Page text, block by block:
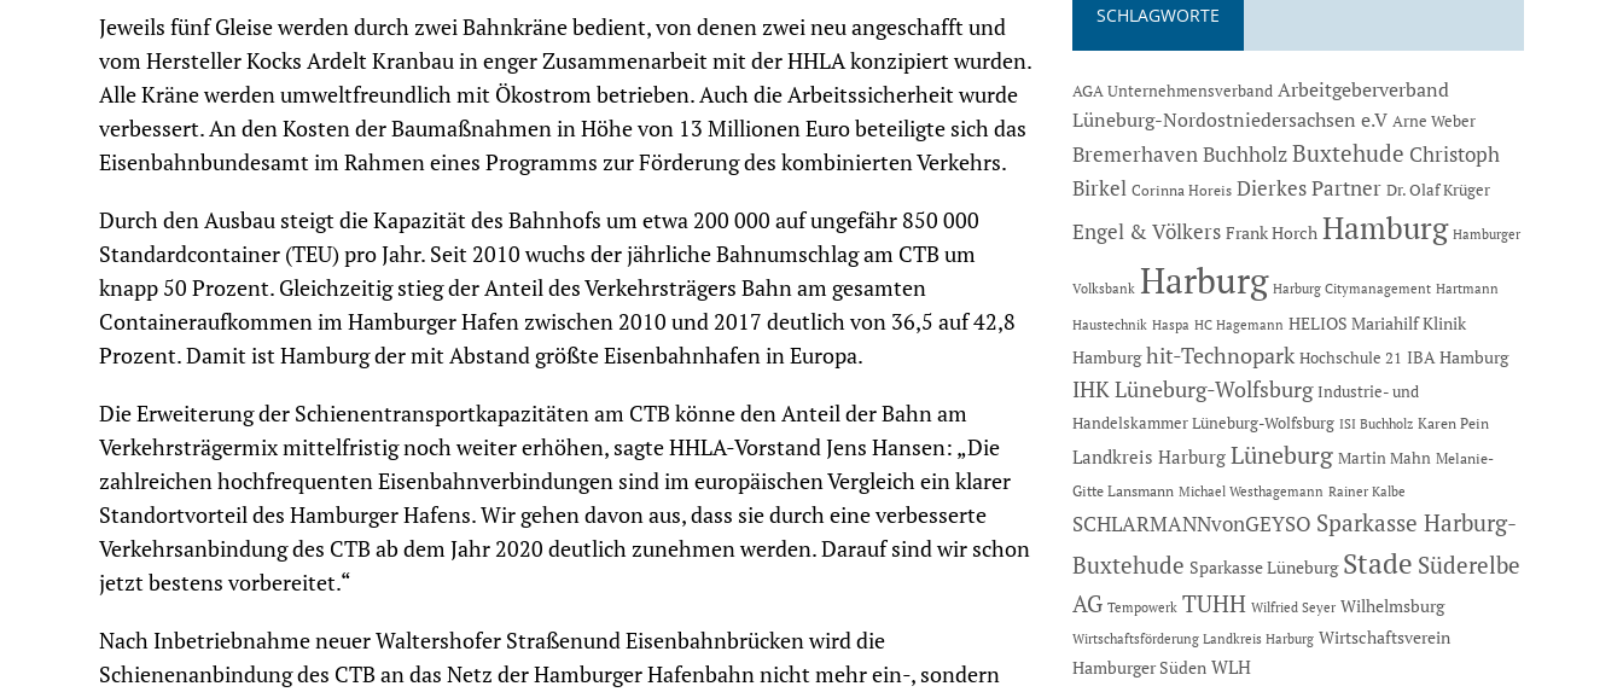
Jeweils fünf Gleise werden durch zwei Bahnkräne bedient, von denen zwei neu angeschafft und
vom Hersteller Kocks Ardelt Kranbau in enger Zusammenarbeit mit der HHLA konzipiert wurden.
Alle Kräne werden umweltfreundlich mit Ökostrom betrieben. Auch die Arbeitssicherheit wurde
verbessert. An den Kosten der Baumaßnahmen in Höhe von 13 Millionen Euro beteiligte sich das
Eisenbahnbundesamt im Rahmen eines Programms zur Förderung des kombinierten Verkehrs.
Durch den Ausbau steigt die Kapazität des Bahnhofs um etwa 200 000 auf ungefähr 850 000
Standardcontainer (TEU) pro Jahr. Seit 2010 wuchs der jährliche Bahnumschlag am CTB um
knapp 50 Prozent. Gleichzeitig stieg der Anteil des Verkehrsträgers Bahn am gesamten
Containeraufkommen im Hamburger Hafen zwischen 2010 und 2017 deutlich von 36,5 auf 42,8
Prozent. Damit ist Hamburg der mit Abstand größte Eisenbahnhafen in Europa.
Die Erweiterung der Schienentransportkapazitäten am CTB könne den Anteil der Bahn am
Verkehrsträgermix mittelfristig noch weiter erhöhen, sagte HHLA-Vorstand Jens Hansen: „Die
zahlreichen hochfrequenten Eisenbahnverbindungen sind im europäischen Vergleich ein klarer
Standortvorteil des Hamburger Hafens. Wir gehen davon aus, dass sie durch eine verbesserte
Verkehrsanbindung des CTB ab dem Jahr 2020 deutlich zunehmen werden. Darauf sind wir schon
jetzt bestens vorbereitet.“
Nach Inbetriebnahme neuer Waltershofer Straßenund Eisenbahnbrücken wird die
Schienenanbindung des CTB an das Netz der Hamburger Hafenbahn nicht mehr ein-, sondern
SCHLAGWORTE
AGA Unternehmensverband Arbeitgeberverband
Lüneburg-Nordostniedersachsen e.V Arne Weber
BremerhavenBuchholzBuxtehude Christoph
Birkel Corinna Horeis Dierkes Partner Dr. Olaf Krüger
Engel & Völkers Frank Horch Hamburg Hamburger
Volksbank Harburg Harburg Citymanagement Hartmann
Haustechnik Haspa HC Hagemann HELIOS Mariahilf Klinik
Hamburg hit-Technopark Hochschule 21 IBA Hamburg
IHK Lüneburg-Wolfsburg Industrie- und
Handelskammer Lüneburg-Wolfsburg ISI Buchholz Karen Pein
Landkreis Harburg Lüneburg Martin Mahn Melanie-
Gitte Lansmann Michael Westhagemann Rainer Kalbe
SCHLARMANNvonGEYSO Sparkasse Harburg-
Buxtehude Sparkasse Lüneburg Stade Süderelbe
AG Tempowerk TUHH Wilfried Seyer Wilhelmsburg
Wirtschaftsförderung Landkreis Harburg Wirtschaftsverein
Hamburger Süden WLH